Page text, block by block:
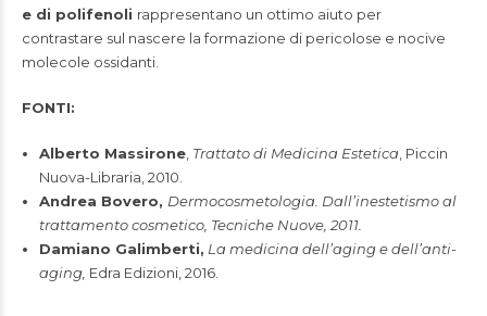
e di polifenoli rappresentano un ottimo aiuto per
contrastare sul nascere la formazione di pericolose e nocive
molecole ossidanti.
FONTI:
Alberto Massirone, Trattato di Medicina Estetica , Piccin
Nuova-Libraria, 2010.
Andrea Bovero, Dermocosmetologia. Dall’inestetismo al
trattamento cosmetico, Tecniche Nuove, 2011.
Damiano Galimberti, La medicina dell’aging e dell’anti-
aging, Edra Edizioni, 2016.